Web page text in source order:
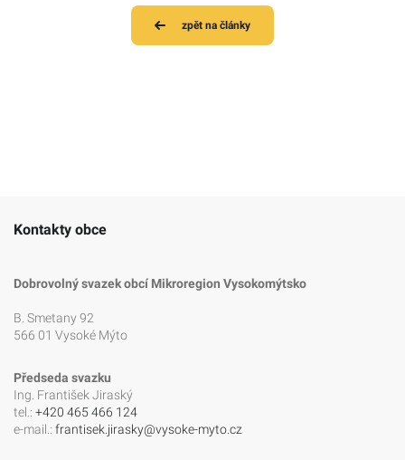
zpět na články
Kontakty obce
Dobrovolný svazek obcí Mikroregion Vysokomýtsko
B. Smetany 92
566 01 Vysoké Mýto
Předseda svazku
Ing. František Jiraský
tel.: +420 465 466 124
e-mail.: frantisek.jirasky@vysoke-myto.cz